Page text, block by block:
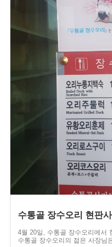
수통골 장수오리 현판
4월 20일, 수통골 장수오리에서
수통골 장수오리의 젊은 사장님